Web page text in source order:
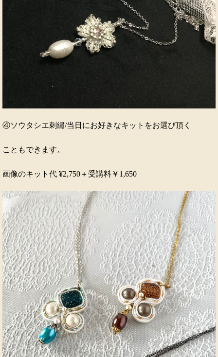
④ソウタシエ刺繡/当日にお好きなキットをお選び頂く
こともできます。
画像のキット代 ¥2,750＋受講料￥1,650